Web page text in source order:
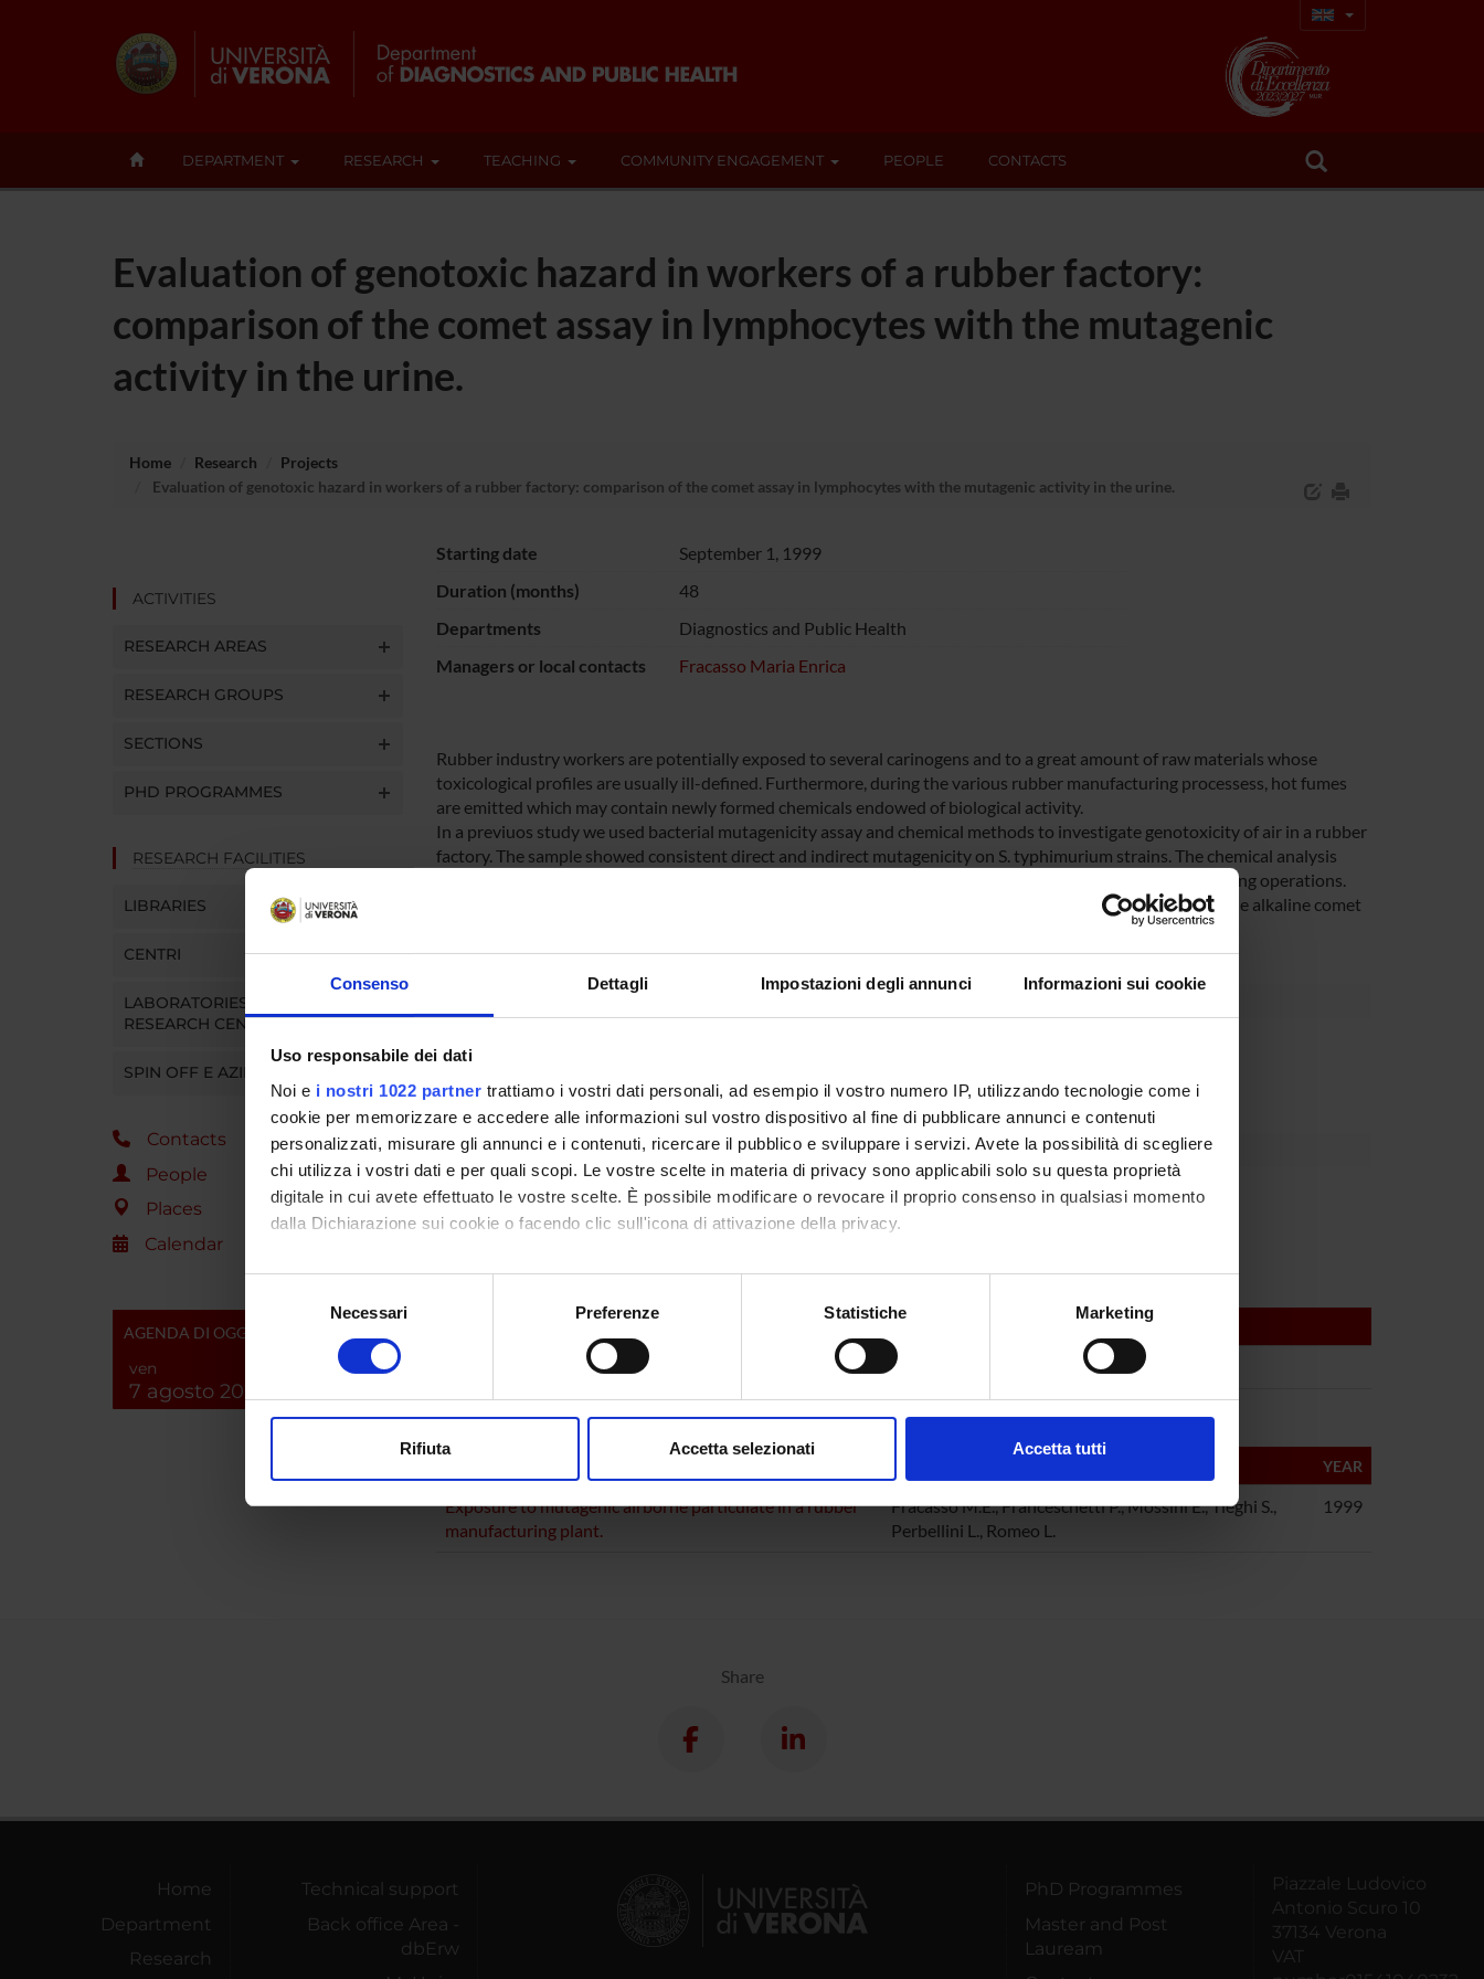
Consenso Dettagli Impostazioni degli annunci Informazioni sui cookie
Uso responsabile dei dati
Noi e i nostri 1022 partner trattiamo i vostri dati personali, ad esempio il vostro numero IP, utilizzando tecnologie come i
cookie per memorizzare e accedere alle informazioni sul vostro dispositivo al fine di pubblicare annunci e contenuti
personalizzati, misurare gli annunci e i contenuti, ricercare il pubblico e sviluppare i servizi. Avete la possibilità di scegliere
chi utilizza i vostri dati e per quali scopi. Le vostre scelte in materia di privacy sono applicabili solo su questa proprietà
digitale in cui avete effettuato le vostre scelte. È possibile modificare o revocare il proprio consenso in qualsiasi momento
dalla Dichiarazione sui cookie o facendo clic sull'icona di attivazione della privacy.
Con il tuo consenso, vorremmo anche:
raccogliere informazioni sulla tua posizione geografica, con un'approssimazione di qualche metro,
digitali).
modificare o ritirare il tuo consenso in qualsiasi momento dalla Dichiarazione sui cookie.
di analisi dei dati web, pubblicità e social media, i quali potrebbero combinarle con altre informazioni che hai fornito loro o
del
consenso
Necessari Preferenze Statistiche Marketing
Rifiuta Accetta selezionati Accetta tutti
DEPARTMENT RESEARCH TEACHING COMMUNITY ENGAGEMENT PEOPLE CONTACTS
Evaluation of genotoxic hazard in workers of a rubber factory:
comparison of the comet assay in lymphocytes with the mutagenic
activity in the urine.
Home Research
Projects
Evaluation of genotoxic hazard in workers of a rubber factory: comparison of the comet assay in lymphocytes with the mutagenic activity in the urine.
ACTIVITIES
RESEARCH AREAS
RESEARCH GROUPS
SECTIONS
PHD PROGRAMMES
RESEARCH FACILITIES
LIBRARIES
CENTRI
LABORATORIES AND
RESEARCH CENTRES
SPIN OFF E AZIENDE
Contacts
People
Places
Calendar
AGENDA DI OGGI
ven
7 agosto 2026
Starting date
September 1, 1999
Duration (months)
48
Departments
Diagnostics and Public Health
Managers or local contacts
Fracasso Maria Enrica
Rubber industry workers are potentially exposed to several carinogens and to a great amount of raw materials whose
toxicological profiles are usually ill-defined. Furthermore, during the various rubber manufacturing processess, hot fumes
are emitted which may contain newly formed chemicals endowed of biological activity.
In a previuos study we used bacterial mutagenicity assay and chemical methods to investigate genotoxicity of air in a rubber
factory. The sample showed consistent direct and indirect mutagenicity on S. typhimurium strains. The chemical analysis
revealed that the contaminants consisted mainly of compounds which were formed during rubber processing operations.
Date indicate that the workers of this factory are exposed to mutagenic chemical substances. In addition the alkaline comet
ISPESL
PROJECT PARTICIPANTS
Maria Enrica Fracasso Luigi Perbellini
Section of Legal and Occupational Medicine Section of Pharmacology
YEAR
Exposure to mutagenic airborne particulate in a rubber
manufacturing plant.
Fracasso M.E., Franceschetti P., Mossini E., Tieghi S.,
Perbellini L., Romeo L.
1999
Share
Home
Department
Research
Technical support
Back office Area -
dbErw
PhD Programmes
Master and Post
Lauream
Piazzale Ludovico
Antonio Scuro 10
37134 Verona
VAT